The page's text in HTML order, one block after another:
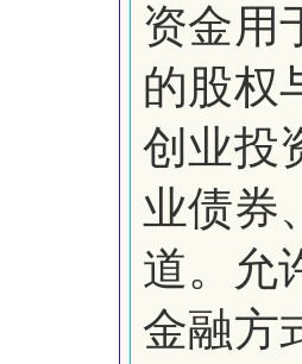
资金用
的股权
创业投
业债券
道。
允
金融方